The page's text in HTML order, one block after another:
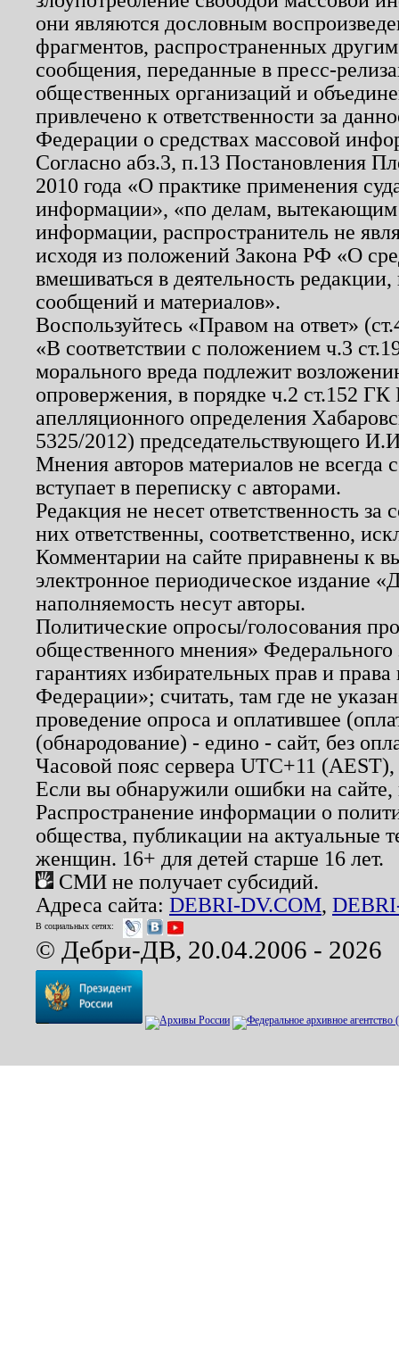
они являются дословным
фрагментов, распространенных
сообщения, переданные в пресс-
общественных организаций и
привлечено к ответственности за
Федерации о средствах массовой
Согласно абз.3, п.13 Постановления
2010 года «О практике применения
информации», «по делам, вытекающим
информации, распространитель не
исходя из положений Закона РФ «О
вмешиваться в деятельность
сообщений и материалов».
Воспользуйтесь «Правом на ответ»
«В соответствии с положением ч.3
морального вреда подлежит
опровержения, в порядке ч.2 ст.152
апелляционного определения
5325/2012) председательствующего
Мнения авторов материалов не
вступает в переписку с авторами.
Редакция не несет ответственность
них ответственны, соответственно,
Комментарии на сайте приравнены к
электронное периодическое издание
наполняемость несут авторы.
Политические опросы/голосования
общественного мнения»
гарантиях избирательных прав и
Федерации»; считать, там где не
проведение опроса и оплатившее
(обнародование) - едино - сайт, без
Часовой пояс сервера UTC+11
Если вы обнаружили ошибки на
Распространение информации о
общества, публикации на актуальные
женщин. 16+ для детей старше 16 лет.
СМИ не получает субсидий.
Адреса сайта: DEBRI-DV.COM,
В социальных сетях:
© Дебри-ДВ, 20.04.2006 - 2026